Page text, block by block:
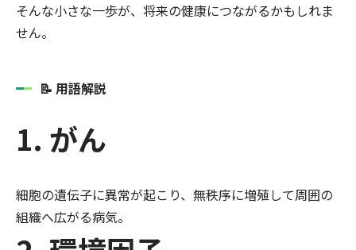
そんな小さな一歩が、将来の健康につながるかもしれま
せん。
📝 用語解説
1. がん
細胞の遺伝子に異常が起こり、無秩序に増殖して周囲の
組織へ広がる病気。